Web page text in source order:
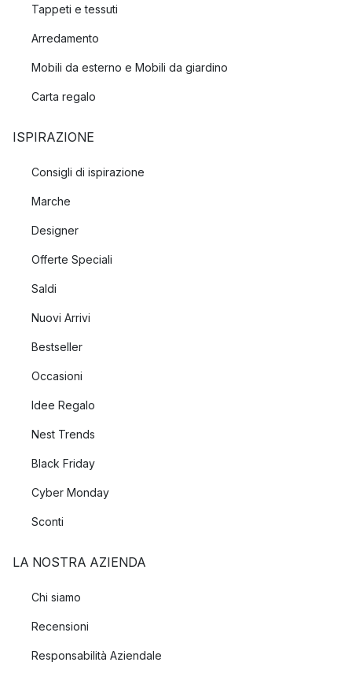
Tappeti e tessuti
Arredamento
Mobili da esterno e Mobili da giardino
Carta regalo
ISPIRAZIONE
Consigli di ispirazione
Marche
Designer
Offerte Speciali
Saldi
Nuovi Arrivi
Bestseller
Occasioni
Idee Regalo
Nest Trends
Black Friday
Cyber Monday
Sconti
LA NOSTRA AZIENDA
Chi siamo
Recensioni
Responsabilità Aziendale